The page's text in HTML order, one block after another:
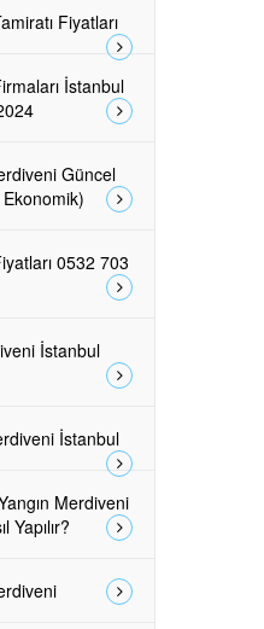
Fiyatları
İstanbul
Güncel
0532 703
İstanbul
İstanbul
Merdiveni
Yapılır?